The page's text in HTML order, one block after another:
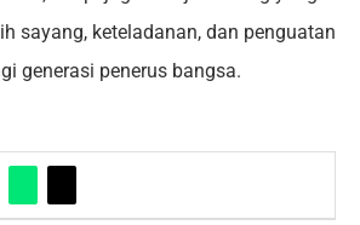
sayang, keteladanan, dan penguatan
generasi penerus bangsa.